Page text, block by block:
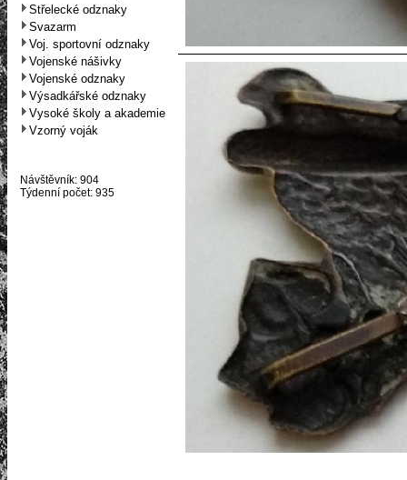
Střelecké odznaky
Svazarm
Voj. sportovní odznaky
Vojenské nášivky
Vojenské odznaky
Výsadkářské odznaky
Vysoké školy a akademie
Vzorný voják
Návštěvník: 904
Týdenní počet: 935